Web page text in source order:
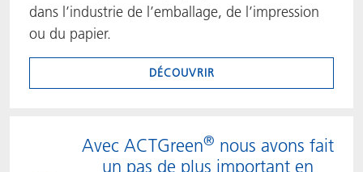
dans l’industrie de l’emballage, de l’impression
ou du papier.
DÉCOUVRIR
Avec ACTGreen® nous avons fait
un pas de plus important en